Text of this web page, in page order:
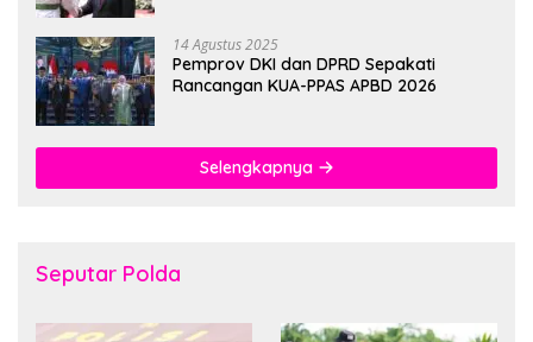
14 Agustus 2025
Pemprov DKI dan DPRD Sepakati
Rancangan KUA-PPAS APBD 2026
Selengkapnya
Seputar Polda